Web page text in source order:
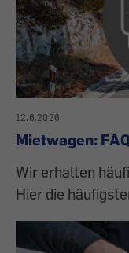
12.6.2026
Mietwagen:
Wir erhalten
Hier die